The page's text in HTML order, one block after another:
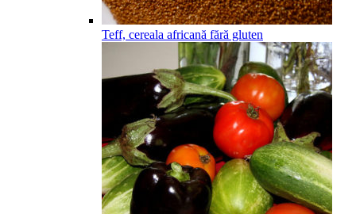
Teff, cereala africană fără gluten